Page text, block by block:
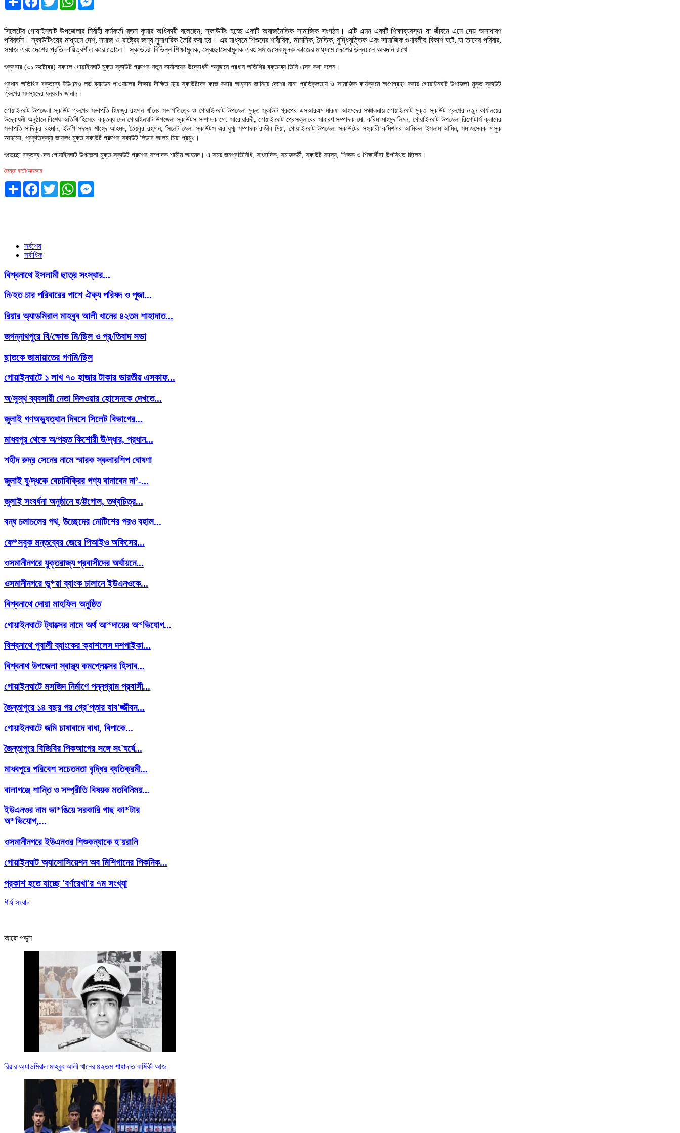
সিলেটের গোয়াইনঘাট উপজেলার নির্বাহী কর্মকর্তা রতন কুমার অধিকারী বলেছেন, স্কাউটিং হচ্ছে একটি অরাজনৈতিক সামাজিক সংগঠন। এটি এমন একটি শিক্ষাব্যবস্থা যা জীবনে এনে দেয় অসাধারণ
পরিবর্তন। স্কাউটিংয়ের মাধ্যমে দেশ, সমাজ ও রাষ্ট্রের জন্য সুনাগরিক তৈরি করা হয়। এর মাধ্যমে শিশুদের শারীরিক, মানসিক, নৈতিক, বুদ্ধিবৃত্তিক এবং সামাজিক গুণাবলীর বিকাশ ঘটে, যা তাদের পরিবার,
সমাজ এবং দেশের প্রতি দায়িত্বশীল করে তোলে। স্কাউটরা বিভিন্ন শিক্ষামূলক, স্বেচ্ছাসেবামূলক এবং সমাজসেবামূলক কাজের মাধ্যমে দেশের উন্নয়নে অবদান রাখে।
শুক্রবার (৩১ অক্টোবর) সকালে গোয়াইনঘাট মুক্ত স্কাউট গ্রুপের নতুন কার্যালয়ের উদ্বোধনী অনুষ্ঠানে প্রধান অতিথির বক্তব্যে তিনি এসব কথা বলেন।
প্রধান অতিথির বক্তব্যে ইউএনও লর্ড ব্যাডেন পাওয়ালের দীক্ষায় দীক্ষিত হয়ে স্কাউটদের কাজ করার আহ্বান জানিয়ে দেশের নানা প্রতিকূলতায় ও সামাজিক কার্যক্রমে অংশগ্রহণ করায় গোয়াইনঘাট উপজেলা মুক্ত স্কাউট
গ্রুপের সদস্যদের ধন্যবাদ জানান।
গোয়াইনঘাট উপজেলা স্কাউট গ্রুপের সভাপতি হিফজুর রহমান খাঁনের সভাপতিত্বে ও গোয়াইনঘাট উপজেলা মুক্ত স্কাউট গ্রুপের এসআরএম মারুফ আহমদের সঞ্চালনায় গোয়াইনঘাট মুক্ত স্কাউট গ্রুপের নতুন কার্যালয়ের
উদ্বোধনী অনুষ্ঠানে বিশেষ অতিথি হিসেবে বক্তব্য দেন গোয়াইনঘাট উপজেলা স্কাউটস সম্পাদক মো. সারোয়ারদী, গোয়াইনঘাট প্রেসক্লাবের সাধারণ সম্পাদক মো. করিম মাহমুদ লিমন, গোয়াইনঘাট উপজেলা রিপোটার্স ক্লাবের
সভাপতি সাদিকুর রহমান, ইউপি সদস্য শাহেদ আহমদ, তৈয়বুর রহমান, সিলেট জেলা স্কাউটস এর যুগ্ম সম্পাদক রাজীব মিয়া, গোয়াইনঘাট উপজেলা স্কাউটের সহকারী কমিশনার আমিরুল ইসলাম আমিন, সমাজসেবক মাসুক
আহমেদ, প্রকৃতিকন্যা জাফলং মুক্ত স্কাউট গ্রুপের স্কাউট লিডার আলম মিয়া প্রমুখ।
শুভেচ্ছা বক্তব্য দেন গোয়াইনঘাট উপজেলা মুক্ত স্কাউট গ্রুপের সম্পাদক শামীম আহমদ। এ সময় জনপ্রতিনিধি, সাংবাদিক, সমাজকর্মী, স্কাউট সদস্য, শিক্ষক ও শিক্ষার্থীরা উপস্থিত ছিলেন।
জৈন্তা বার্তা/আরআর
Share Facebook
TwitterWhatsApp
সর্বশেষ
সর্বাধিক
বিশ্বনাথে ইসলামী ছাত্র সংস্থার...
নি/হত চার পরিবারের পাশে ঐক্য পরিষদ ও পূজা...
রিয়ার অ্যাডমিরাল মাহবুব আলী খানের ৪২তম শাহাদাত...
জগন্নাথপুরে বি/ক্ষোভ মি/ছিল ও প্র/তিবাদ সভা
ছাতকে জামায়াতের গণমি/ছিল
গোয়াইনঘাটে ১ লাখ ৭০ হাজার টাকার ভারতীয় এসকাফ...
অ/সুস্থ ব্যবসায়ী নেতা দিলওয়ার হোসেনকে দেখতে...
জুলাই গণঅভ্যুত্থান দিবসে সিলেট বিভাগের...
মাধবপুর থেকে অ/পহৃত কিশোরী উ/দ্ধার, প্রধান...
শহীদ রুদ্র সেনের নামে স্মারক স্কলারশিপ ঘোষণা
জুলাই যু/দ্ধকে বেচাবিক্রির পণ্য বানাবেন না’-...
জুলাই সংবর্ধনা অনুষ্ঠানে হ/ট্টগোল, তথ্যচিত্র...
বন্ধ চলাচলের পথ, উচ্ছেদের নোটিশের পরও বহাল...
ফে*সবুক মন্তব্যের জেরে পিআইও অফিসের...
ওসমানীনগরে যুক্তরাজ্য প্রবাসীদের অর্থায়নে...
ওসমানীনগরে ভু*য়া ব্যাংক চালানে ইউএনওকে...
বিশ্বনাথে দোয়া মাহফিল অনুষ্ঠিত
গোয়াইনঘাটে ট্যাক্সের নামে অর্থ আ*দায়ের অ*ভিযোগ...
বিশ্বনাথে পুবালী ব্যাংকের ক্যাশলেস দশপাইকা...
বিশ্বনাথ উপজেলা স্বাস্থ্য কমপ্লেক্সের হিসাব...
গোয়াইনঘাটে মসজিদ নির্মাণে পন্নগ্রাম প্রবাসী...
জৈন্তাপুরে ১৪ বছর পর গ্রে'প্তার যাব'জ্জীবন...
গোয়াইনঘাটে জমি চাষাবাদে বাধা, বিপাকে...
জৈন্তাপুরে বিজিবির পিকআপের সঙ্গে সং'ঘর্ষে...
মাধবপুরে পরিবেশ সচেতনতা বৃদ্ধির ব্যতিক্রমী...
বালাগঞ্জে শান্তি ও সম্প্রীতি বিষয়ক মতবিনিময়...
ইউএনওর নাম ভা*ঙিয়ে সরকারি গাছ কা*টার
অ*ভিযোগ,...
ওসমানীনগরে ইউএনওর শিশুকন্যাকে হ'য়রানি
গোয়াইনঘাট অ্যাসোসিয়েশন অব মিশিগানের পিকনিক...
প্রকাশ হতে যাচ্ছে 'বর্ণরেখা'র ৭ম সংখ্যা
শীর্ষ সংবাদ
আরো পড়ুন
রিয়ার অ্যাডমিরাল মাহবুব আলী খানের ৪২তম শাহাদাত বার্ষিকী আজ